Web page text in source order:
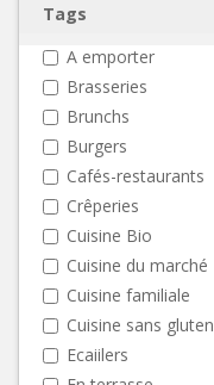
Tags
A emporter
Brasseries
Brunchs
Burgers
Cafés-restaurants
Crêperies
Cuisine Bio
Cuisine du marché
Cuisine familiale
Cuisine sans gluten
Ecaiilers